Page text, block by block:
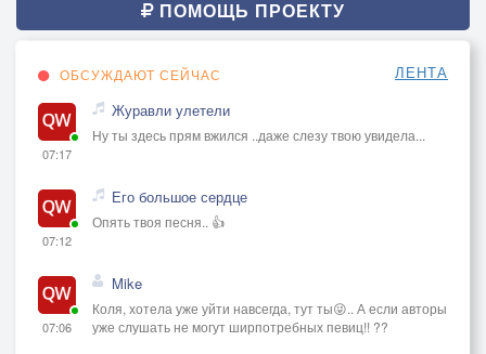
ПОМОЩЬ ПРОЕКТУ
ОБСУЖДАЮТ СЕЙЧАС ЛЕНТА
07:17
Журавли улетели
Ну ты здесь прям вжился ..даже слезу твою увидела...
07:12
Его большое сердце
Опять твоя песня.. 👍
07:06
Mike
Коля, хотела уже уйти навсегда, тут ты😜.. А если авторы
уже слушать не могут ширпотребных певиц!! ??